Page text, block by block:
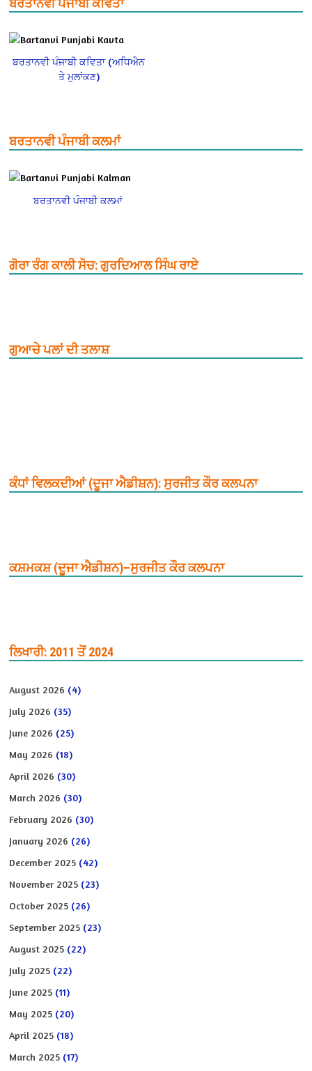
ਬਰਤਾਨਵੀ ਪੰਜਾਬੀ ਕਵਿਤਾ
ਬਰਤਾਨਵੀ ਪੰਜਾਬੀ ਕਵਿਤਾ (ਅਧਿਐਨ
ਤੇ ਮੁਲਾਂਕਣ)
ਬਰਤਾਨਵੀ ਪੰਜਾਬੀ ਕਲਮਾਂ
ਬਰਤਾਨਵੀ ਪੰਜਾਬੀ ਕਲਮਾਂ
ਗੋਰਾ ਰੰਗ ਕਾਲੀ ਸੋਚ: ਗੁਰਦਿਆਲ ਸਿੰਘ ਰਾਏ
ਗੁਆਚੇ ਪਲਾਂ ਦੀ ਤਲਾਸ਼
ਕੰਧਾਂ ਵਿਲਕਦੀਆਂ (ਦੂਜਾ ਐਡੀਸ਼ਨ): ਸੁਰਜੀਤ ਕੌਰ ਕਲਪਨਾ
ਕਸ਼ਮਕਸ਼ (ਦੂਜਾ ਐਡੀਸ਼ਨ)–ਸੁਰਜੀਤ ਕੌਰ ਕਲਪਨਾ
ਲਿਖਾਰੀ: 2011 ਤੋਂ 2024
August 2026 (4)
July 2026 (35)
June 2026 (25)
May 2026 (18)
April 2026 (30)
March 2026 (30)
February 2026 (30)
January 2026 (26)
December 2025 (42)
November 2025 (23)
October 2025 (26)
September 2025 (23)
August 2025 (22)
July 2025 (22)
June 2025 (11)
May 2025 (20)
April 2025 (18)
March 2025 (17)